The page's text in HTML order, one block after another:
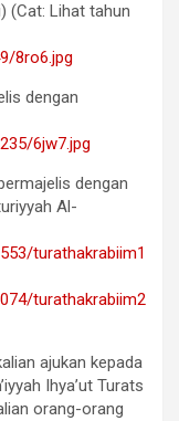
(Cat: Lihat tahun
8ro6.jpg
dengan
6jw7.jpg
dengan
Al-
turathakrabiim1
turathakrabiim2
ajukan kepada
Ihya’ut Turats
orang-orang